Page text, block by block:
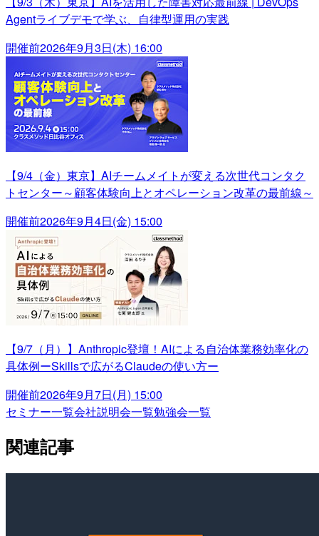
Agentライブデモで学ぶ、自律型運用の実践
開催前2026年9月3日(木) 16:00
【9/4（金）東京】AIチームメイトが変える次世代コンタク
トセンター～顧客体験向上とオペレーション改革の最前線～
開催前2026年9月4日(金) 15:00
【9/7（月）】Anthropic登壇！AIによる自治体業務効率化の
具体例ーSkillsで広がるClaudeの使い方ー
開催前2026年9月7日(月) 15:00
セミナー一覧会社説明会一覧勉強会一覧
関連記事